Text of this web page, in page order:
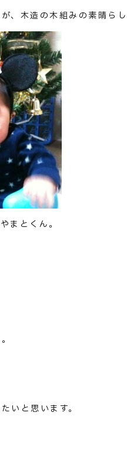
木造の木組みの素晴らし
まとくん。
いと思います。